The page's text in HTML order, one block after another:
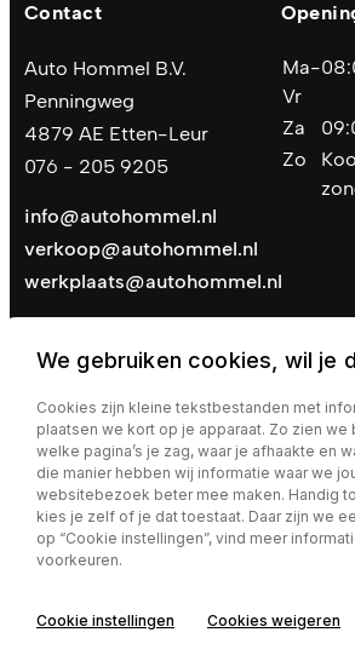
Contact
Auto Hommel B.V.
Penningweg
4879 AE Etten-Leur
076 - 205 9205
info@autohommel.nl
verkoop@autohommel.nl
werkplaats@autohommel.nl
Ma-
Vr
Za
Zo
Privacy policy | Algemene
We gebruiken cookies, wil je
Cookies zijn kleine tekstbestanden met
plaatsen we kort op je apparaat. Zo zien
welke pagina’s je zag, waar je afhaakte en
die manier hebben wij informatie waar we
websitebezoek beter mee maken. Handig
kies je zelf of je dat toestaat. Daar zijn we
op “Cookie instellingen”, vind meer
voorkeuren.
Cookie instellingen Cookies weigeren